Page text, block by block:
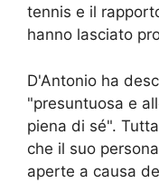
tennis e il
hanno lasciato
D'Antonio ha
"presuntuosa e
piena di sé".
che il suo
aperte a causa